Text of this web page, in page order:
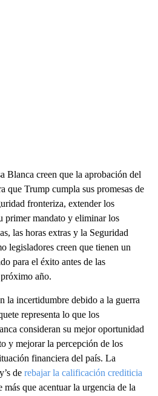
Blanca creen que la aprobación del
que Trump cumpla sus promesas de
fronteriza, extender los
primer mandato y eliminar los
las horas extras y la Seguridad
legisladores creen que tienen un
para el éxito antes de las
año.
la incertidumbre debido a la guerra
representa lo que los
consideran su mejor oportunidad
y mejorar la percepción de los
financiera del país. La
de rebajar la calificación crediticia
más que acentuar la urgencia de la